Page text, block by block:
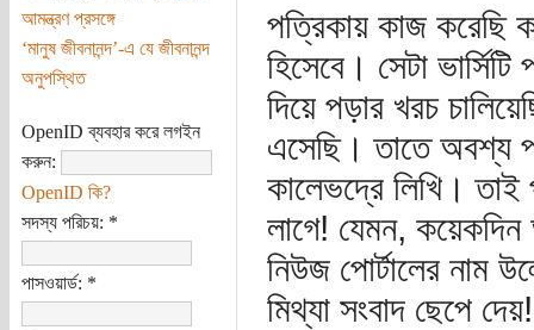
আমন্ত্রণ প্রসঙ্গে
‘মানুষ জীবনানন্দ’-এ যে জীবনানন্দ
অনুপস্থিত
OpenID ব্যবহার করে লগইন
করুন:
OpenID কি?
সদস্য পরিচয়: *
পাসওয়ার্ড: *
পত্রিকায় কাজ করেছি
হিসেবে। সেটা
দিয়ে পড়ার খরচ
এসেছি। তাতে অবশ্য
কালেভদ্রে লিখি। তাই
লাগে! যেমন,
নিউজ পোর্টালের নাম
মিথ্যা সংবাদ ছেপে দেয়!